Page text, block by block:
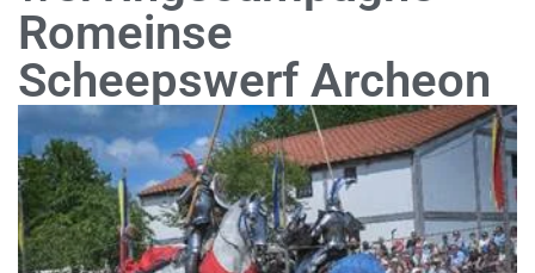
Romeinse
Scheepswerf Archeon